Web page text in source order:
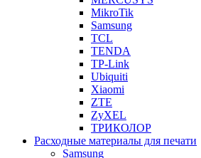
MikroTik
Samsung
TCL
TENDA
TP-Link
Ubiquiti
Xiaomi
ZTE
ZyXEL
ТРИКОЛОР
Расходные материалы для печати
Samsung